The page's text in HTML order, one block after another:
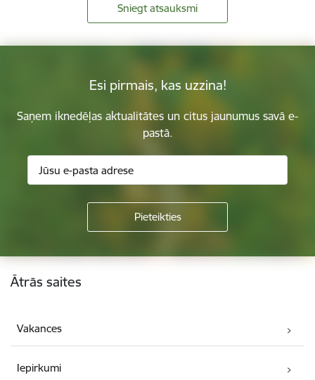
Sniegt atsauksmi
Esi pirmais, kas uzzina!
Saņem iknedēļas aktualitātes un citus jaunumus savā e-
pastā.
Kājene
Ātrās saites
Vakances
Iepirkumi